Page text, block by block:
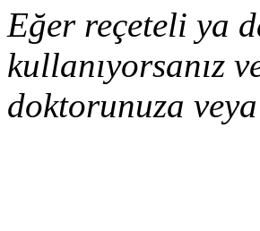
Eğer reçeteli ya
kullanıyorsanız
doktorunuza